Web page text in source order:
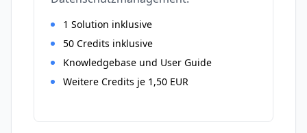
1 Solution inklusive
50 Credits inklusive
Knowledgebase und User Guide
Weitere Credits je 1,50 EUR